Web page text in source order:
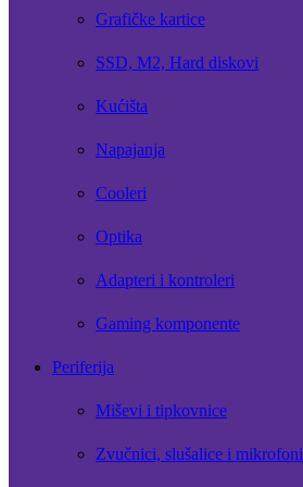
Grafičke kartice
SSD, M2, Hard diskovi
Kućišta
Napajanja
Cooleri
Optika
Adapteri i kontroleri
Gaming komponente
Periferija
Miševi i tipkovnice
Zvučnici, slušalice i mikrofoni